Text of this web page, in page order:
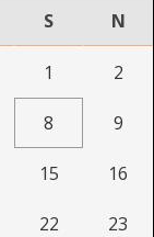
S N
1 2
8 9
15 16
22 23